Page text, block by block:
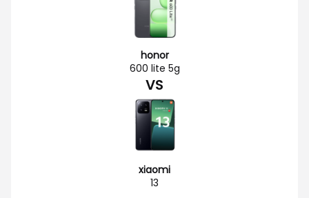
honor
600 lite 5g
VS
xiaomi
13